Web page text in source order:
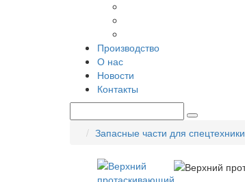
Производство
О нас
Новости
Контакты
Запасные части для спецтехники